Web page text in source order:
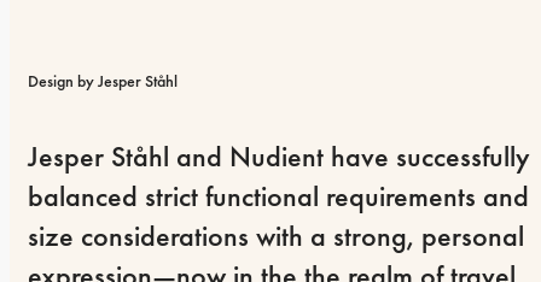
Design by Jesper Ståhl
Jesper Ståhl and Nudient have successfully
balanced strict functional requirements and
size considerations with a strong, personal